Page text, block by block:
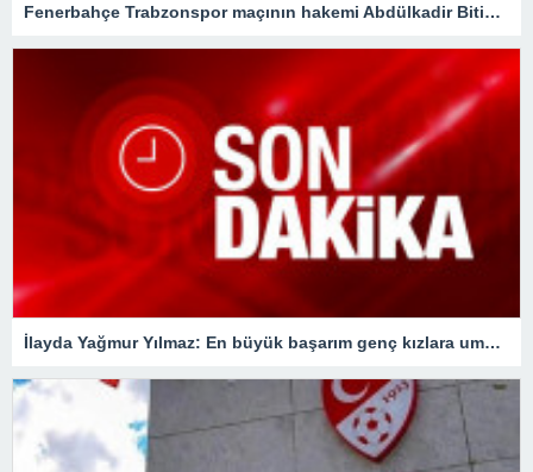
Fenerbahçe Trabzonspor maçının hakemi Abdülkadir Bitigen oldu!Spor Toto Süper Lig
İlayda Yağmur Yılmaz: En büyük başarım genç kızlara umut olmak